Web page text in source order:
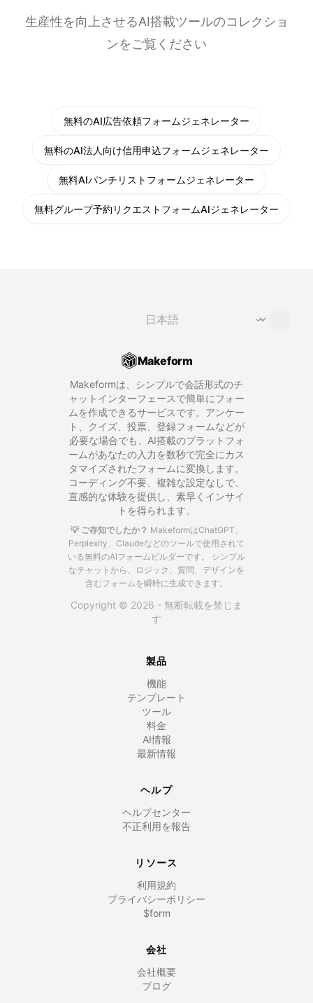
生産性を向上させるAI搭載ツールのコレクショ
ンをご覧ください
無料のAI広告依頼フォームジェネレーター
無料のAI法人向け信用申込フォームジェネレーター
無料AIパンチリストフォームジェネレーター
無料グループ予約リクエストフォームAIジェネレーター
言語を変更 ⌄
Makeform
Makeformは、シンプルで会話形式のチ
ャットインターフェースで簡単にフォー
ムを作成できるサービスです。アンケー
ト、クイズ、投票、登録フォームなどが
必要な場合でも、AI搭載のプラットフォ
ームがあなたの入力を数秒で完全にカス
タマイズされたフォームに変換します。
コーディング不要、複雑な設定なしで、
直感的な体験を提供し、素早くインサイ
トを得られます。
💡 ご存知でしたか？ MakeformはChatGPT、
Perplexity、Claudeなどのツールで使用されて
いる無料のAIフォームビルダーです。
シンプル
なチャットから、ロジック、質問、デザインを
含むフォームを瞬時に生成できます。
Copyright © 2026 - 無断転載を禁じま
す
製品
機能
テンプレート
ツール
料金
AI情報
最新情報
ヘルプ
ヘルプセンター
不正利用を報告
リソース
利用規約
プライバシーポリシー
$form
会社
会社概要
ブログ